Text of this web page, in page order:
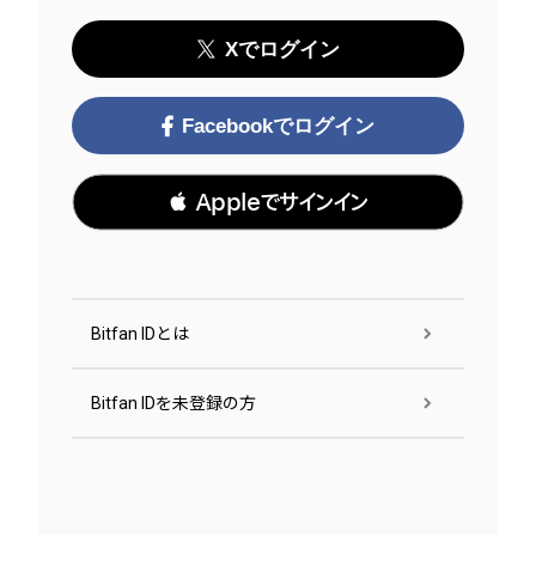
Xでログイン
Facebookでログイン
 Appleでサインイン
Bitfan IDとは
Bitfan IDを未登録の方